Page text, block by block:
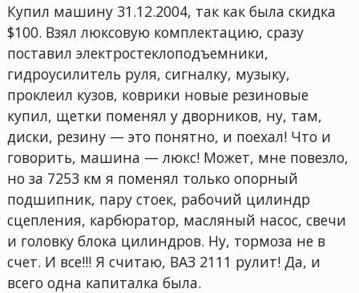
Купил машину 31.12.2004, так как была скидка
$100. Взял люксовую комплектацию, сразу
поставил электростеклоподъемники,
гидроусилитель руля, сигналку, музыку,
проклеил кузов, коврики новые резиновые
купил, щетки поменял у дворников, ну, там,
диски, резину — это понятно, и поехал! Что и
говорить, машина — люкс! Может, мне повезло,
но за 7253 км я поменял только опорный
подшипник, пару стоек, рабочий цилиндр
сцепления, карбюратор, масляный насос, свечи
и головку блока цилиндров. Ну, тормоза не в
счет. И все!!! Я считаю, ВАЗ 2111 рулит! Да, и
всего одна капиталка была.